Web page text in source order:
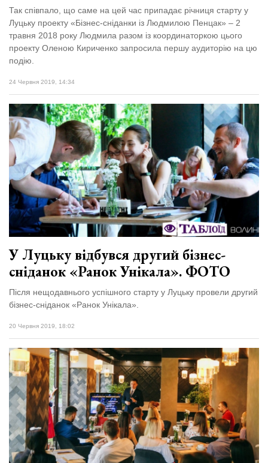
Так співпало, що саме на цей час припадає річниця старту у
Луцьку проекту «Бізнес-сніданки із Людмилою Пенцак» – 2
травня 2018 року Людмила разом із координаторкою цього
проекту Оленою Кириченко запросила першу аудиторію на цю
подію.
24 Червня 2019, 14:34
У Луцьку відбувся другий бізнес-
сніданок «Ранок Унікала». ФОТО
Після нещодавнього успішного старту у Луцьку провели другий
бізнес-сніданок «Ранок Унікала».
20 Червня 2019, 18:02